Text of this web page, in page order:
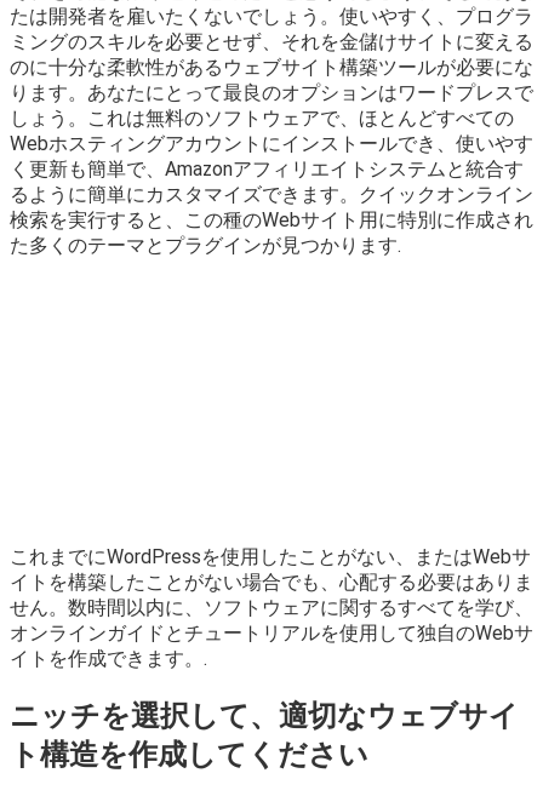
たは開発者を雇いたくないでしょう。使いやすく、プログラ
ミングのスキルを必要とせず、それを金儲けサイトに変える
のに十分な柔軟性があるウェブサイト構築ツールが必要にな
ります。あなたにとって最良のオプションはワードプレスで
しょう。これは無料のソフトウェアで、ほとんどすべての
Webホスティングアカウントにインストールでき、使いやす
く更新も簡単で、Amazonアフィリエイトシステムと統合す
るように簡単にカスタマイズできます。クイックオンライン
検索を実行すると、この種のWebサイト用に特別に作成され
た多くのテーマとプラグインが見つかります.
これまでにWordPressを使用したことがない、またはWebサ
イトを構築したことがない場合でも、心配する必要はありま
せん。数時間以内に、ソフトウェアに関するすべてを学び、
オンラインガイドとチュートリアルを使用して独自のWebサ
イトを作成できます。.
ニッチを選択して、適切なウェブサイ
ト構造を作成してください